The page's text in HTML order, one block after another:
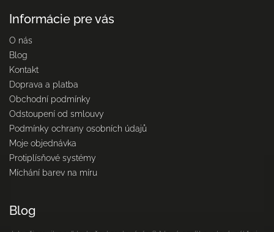
Informácie pre vás
O nás
Blog
Kontakt
Doprava a platba
Obchodní podmínky
Odstoupení od smlouvy
Podmínky ochrany osobních údajů
Moje objednávka
Protiplísňové systémy
Míchání barev na míru
Blog